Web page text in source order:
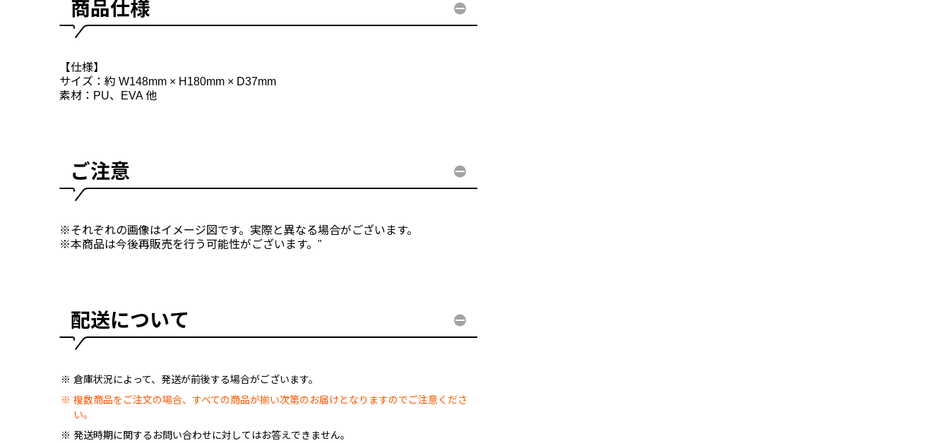
商品仕様
【仕様】
サイズ：約 W148mm × H180mm × D37mm
素材：PU、EVA 他
ご注意
※それぞれの画像はイメージ図です。実際と異なる場合がございます。
※本商品は今後再販売を行う可能性がございます。"
配送について
倉庫状況によって、発送が前後する場合がございます。
複数商品をご注文の場合、すべての商品が揃い次第のお届けとなりますのでご注意くださ
い。
発送時期に関するお問い合わせに対してはお答えできません。